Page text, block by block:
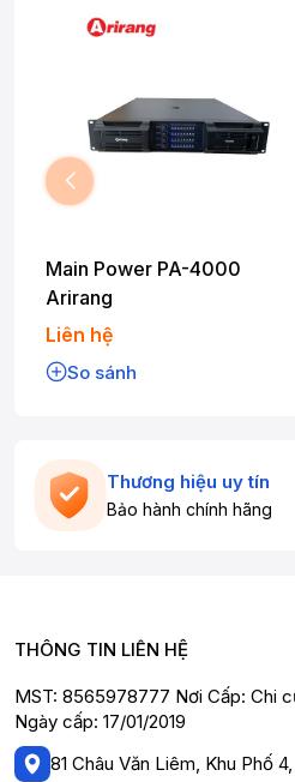
Main Power PA-4000
Arirang
Liên hệ
So sánh
Thương hiệu uy tín
Bảo hành chính hãng
THÔNG TIN LIÊN HỆ
MST: 8565978777 Nơi Cấp: Chi
Ngày cấp: 17/01/2019
81 Châu Văn Liêm, Khu Phố